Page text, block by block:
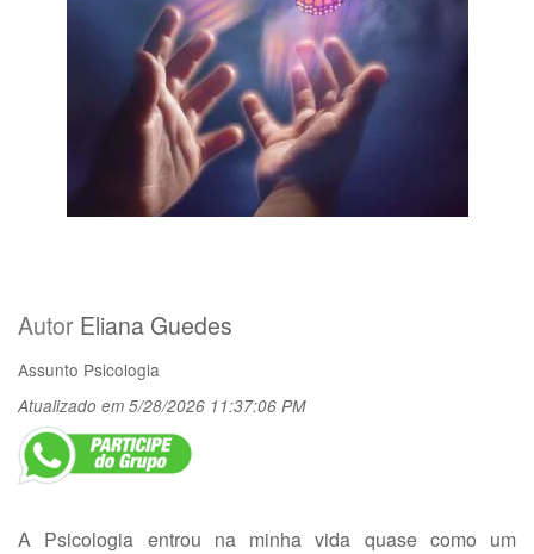
Autor Eliana Guedes
Assunto Psicologia
Atualizado em 5/28/2026 11:37:06 PM
A Psicologia entrou na minha vida quase como um